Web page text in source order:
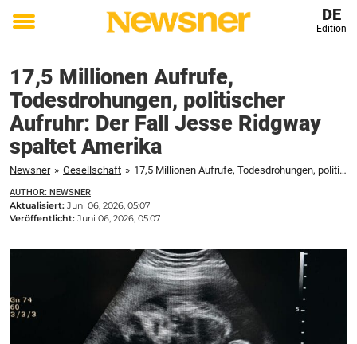
Toggle
DE
Edition
17,5 Millionen Aufrufe,
Todesdrohungen, politischer
Aufruhr: Der Fall Jesse Ridgway
spaltet Amerika
Newsner » Gesellschaft » 17,5 Millionen Aufrufe, Todesdrohungen, politischer Aufruhr: Der Fall Jesse Ridgway spaltet Amerika
AUTHOR: NEWSNER
Aktualisiert: Juni 06, 2026, 05:07
Veröffentlicht: Juni 06, 2026, 05:07